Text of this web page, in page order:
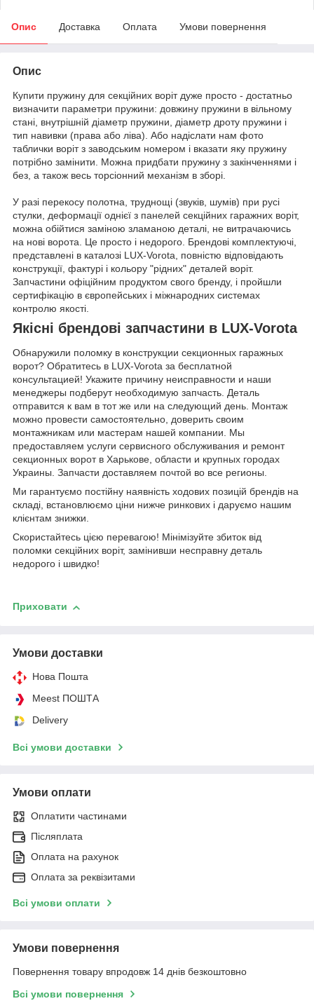
Опис Доставка Оплата Умови повернення
Опис
Купити пружину для секційних воріт дуже просто - достатньо
визначити параметри пружини: довжину пружини в вільному
стані, внутрішній діаметр пружини, діаметр дроту пружини і
тип навивки (права або ліва). Або надіслати нам фото
таблички воріт з заводським номером і вказати яку пружину
потрібно замінити. Можна придбати пружину з закінченнями і
без, а також весь торсіонний механізм в зборі.
У разі перекосу полотна, труднощі (звуків, шумів) при русі
стулки, деформації однієї з панелей секційних гаражних воріт,
можна обійтися заміною зламаною деталі, не витрачаючись
на нові ворота. Це просто і недорого. Брендові комплектуючі,
представлені в каталозі LUX-Vorota, повністю відповідають
конструкції, фактурі і кольору "рідних" деталей воріт.
Запчастини офіційним продуктом свого бренду, і пройшли
сертифікацію в європейських і міжнародних системах
контролю якості.
Якісні брендові запчастини в LUX-Vorota
Обнаружили поломку в конструкции секционных гаражных
ворот? Обратитесь в LUX-Vorota за бесплатной
консультацией! Укажите причину неисправности и наши
менеджеры подберут необходимую запчасть. Деталь
отправится к вам в тот же или на следующий день. Монтаж
можно провести самостоятельно, доверить своим
монтажникам или мастерам нашей компании. Мы
предоставляем услуги сервисного обслуживания и ремонт
секционных ворот в Харькове, области и крупных городах
Украины. Запчасти доставляем почтой во все регионы.
Ми гарантуємо постійну наявність ходових позицій брендів на
складі, встановлюємо ціни нижче ринкових і даруємо нашим
клієнтам знижки.
Скористайтесь цією перевагою! Мінімізуйте збиток від
поломки секційних воріт, замінивши несправну деталь
недорого і швидко!
Приховати
Умови доставки
Нова Пошта
Meest ПОШТА
Delivery
Всі умови доставки
Умови оплати
Оплатити частинами
Післяплата
Оплата на рахунок
Оплата за реквізитами
Всі умови оплати
Умови повернення
Повернення товару впродовж 14 днів безкоштовно
Всі умови повернення